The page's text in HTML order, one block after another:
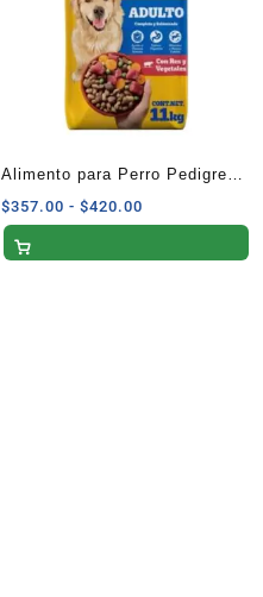
Alimento para Perro Pedigree
Adulto con Res y Vegetales 11
kg
$357.00 - $420.00
de